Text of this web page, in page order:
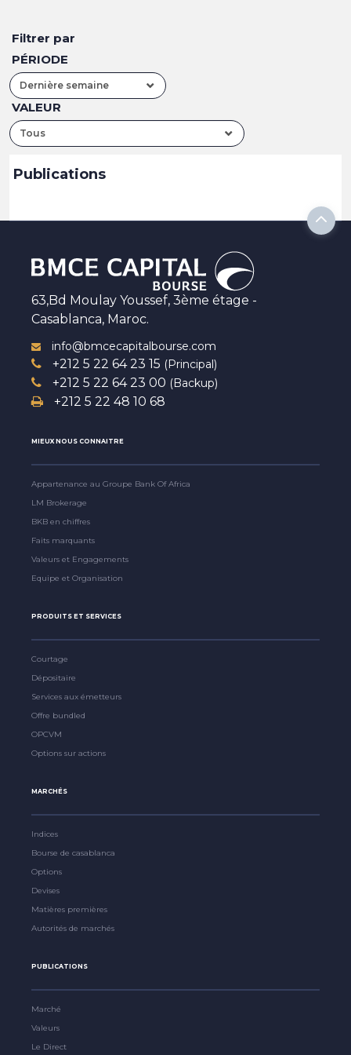
Filtrer par
PÉRIODE
Dernière semaine
VALEUR
Tous
Publications
63,Bd Moulay Youssef, 3ème étage -
Casablanca, Maroc.
info@bmcecapitalbourse.com
+212 5 22 64 23 15 (Principal)
+212 5 22 64 23 00 (Backup)
+212 5 22 48 10 68
MIEUX NOUS CONNAITRE
Appartenance au Groupe Bank Of Africa
LM Brokerage
BKB en chiffres
Faits marquants
Valeurs et Engagements
Equipe et Organisation
PRODUITS ET SERVICES
Courtage
Dépositaire
Services aux émetteurs
Offre bundled
OPCVM
Options sur actions
MARCHÉS
Indices
Bourse de casablanca
Options
Devises
Matières premières
Autorités de marchés
PUBLICATIONS
Marché
Valeurs
Le Direct